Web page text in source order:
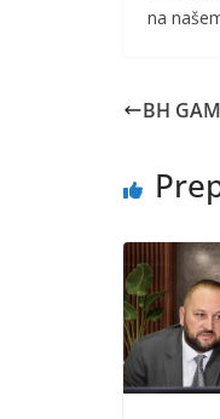
na
BH